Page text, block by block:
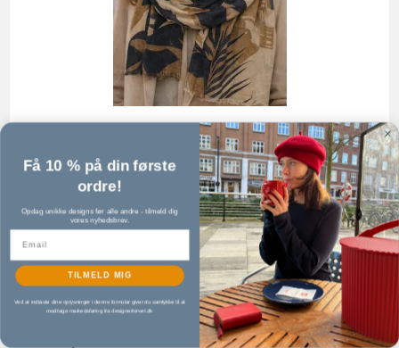
Midnight Safari – Uldtørklæde fra Aperiti - 33355
C
Aperitif Sjaler
Få 10 % på din første
ordre!
Opdag unikke designs før alle andre - tilmeld dig
vores nyhedsbrev.
TILMELD MIG
Ved at indtaste dine oplysninger i denne formular giver du samtykke til at
modtage markedsføring fra designertorvet.dk